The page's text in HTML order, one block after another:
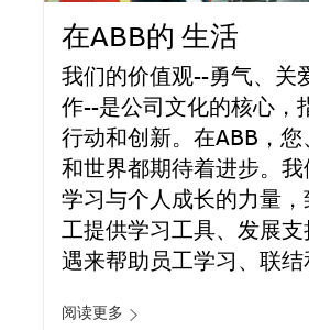
在ABB的 生活
我们的价值观--勇气、关
作--是公司文化的核心，
行动和创新。在ABB，您
和世界都期待着进步。我
学习与个人成长的力量
工提供学习工具、发展
遇来帮助员工学习、联结
阅读更多